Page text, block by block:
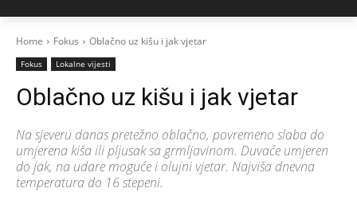
Home Fokus Oblačno uz kišu i jak vjetar
Fokus Lokalne vijesti
Oblačno uz kišu i jak vjetar
Na sjeveru danas pretežno oblačno, povremeno slaba do
umjerena kiša ili pljusak sa grmljavinom. Duvaće umjeren
do jak, na udare moguće i olujni vjetar. Najviša dnevna
temperatura do 16 stepeni.